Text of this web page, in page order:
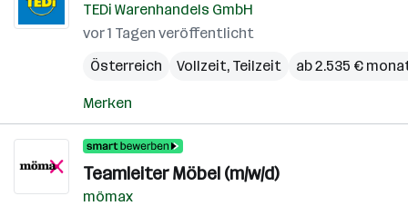
TEDi Warenhandels GmbH
vor 1 Tagen veröffentlicht
Österreich
Vollzeit, Teilzeit ab 2.535 €
Merken
Teamleiter Möbel (m/w/d)
mömax